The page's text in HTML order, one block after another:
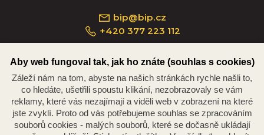
bip@bip.cz
+420 377 223 112
Náměstí Republiky 234/35, 301 00 Plzeň
Aby web fungoval tak, jak ho znáte (souhlas s cookies)
Záleží nám na tom, abyste na našich stránkách rychle našli to,
co hledáte, ušetřili spoustu klikání, nezobrazovaly se vám
reklamy, které vás nezajímají a viděli web v zobrazení na které
jste zvyklí. Proto od vás potřebujeme souhlas se zpracováním
souborů cookies - malých souborů, které se dočasně ukládají